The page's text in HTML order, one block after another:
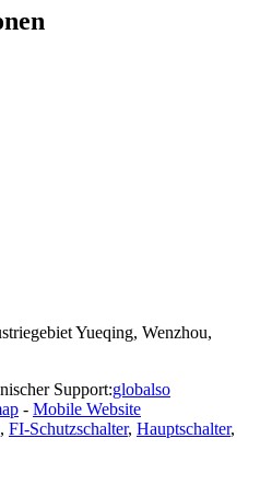
Yueqing, Wenzhou,
Support:globalso
- Mobile Website
, FI-Schutzschalter, Hauptschalter,